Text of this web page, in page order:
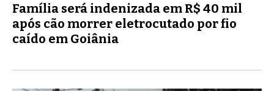
Família será indenizada em R$ 40 mil
após cão morrer eletrocutado por fio
caído em Goiânia